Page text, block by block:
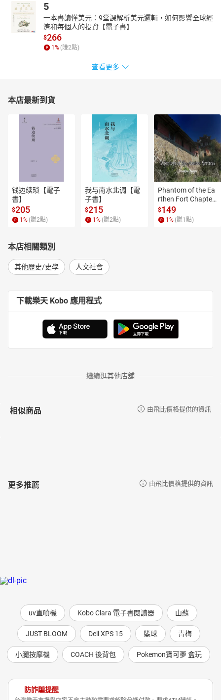
5
一本書讀懂美元：9堂課解析美元邏輯，如何影響全球經
濟和每個人的投資【電子書】
$266
1 % (賺2點)
查看更多
本店最新到貨
钱边续琐【電子
書】
$205
1 % (賺2點)
我与南水北调【電
子書】
$215
1 % (賺2點)
Phantom of the Ea
rthen Fort Chapter
4【有聲書】
$149
1 % (賺1 點)
本店相關類別
其他歷史/史學 人文社會
下載樂天 Kobo 應用程式
繼續逛其他店舖
相似商品 由飛比價格提供的資訊
更多推薦 由飛比價格提供的資訊
uv直噴機 Kobo Clara 電子書閱讀器 山蘇
JUST BLOOM Dell XPS 15 籃球 青梅
小腿按摩機 COACH 後背包 Pokemon寶可夢 盒玩
防詐騙提醒